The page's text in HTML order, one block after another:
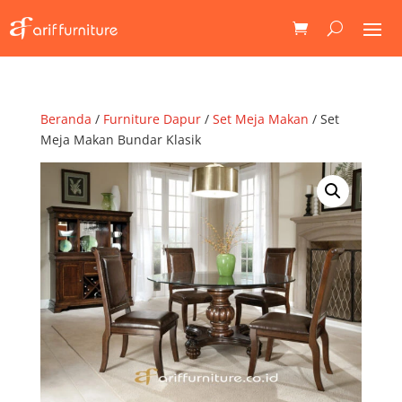
Beranda / Furniture Dapur/ Set Meja Makan / Set
Meja Makan Bundar Klasik